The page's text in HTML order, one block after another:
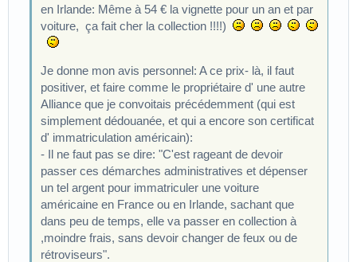
en Irlande: Même à 54 € la vignette pour un an et par
voiture, ça fait cher la collection !!!!)
Je donne mon avis personnel: A ce prix- là, il faut
positiver, et faire comme le propriétaire d' une autre
Alliance que je convoitais précédemment (qui est
simplement dédouanée, et qui a encore son certificat
d' immatriculation américain):
- Il ne faut pas se dire: "C'est rageant de devoir
passer ces démarches administratives et dépenser
un tel argent pour immatriculer une voiture
américaine en France ou en Irlande, sachant que
dans peu de temps, elle va passer en collection à
,moindre frais, sans devoir changer de feux ou de
rétroviseurs".